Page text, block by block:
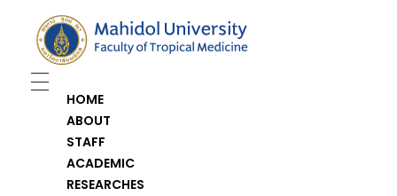
Department of Medical Entomology
Just another Faculty of Tropical Medicine Sites site
HOME
ABOUT
STAFF
ACADEMIC
RESEARCHES